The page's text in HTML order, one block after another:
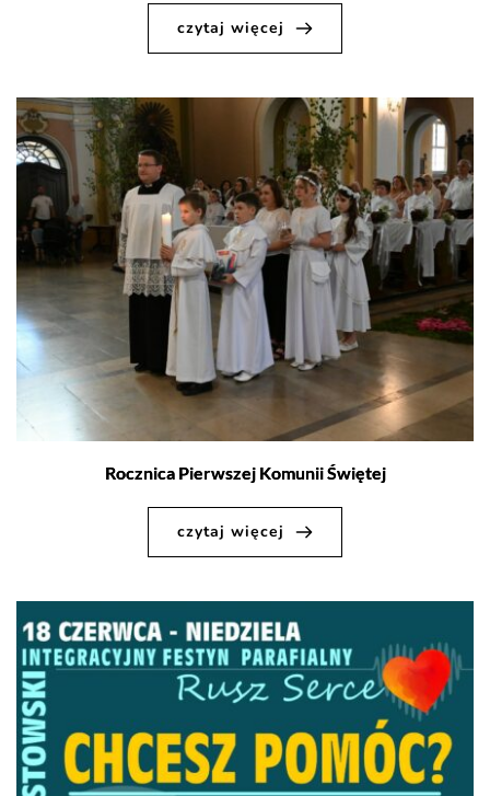
czytaj więcej
Rocznica Pierwszej Komunii Świętej
czytaj więcej